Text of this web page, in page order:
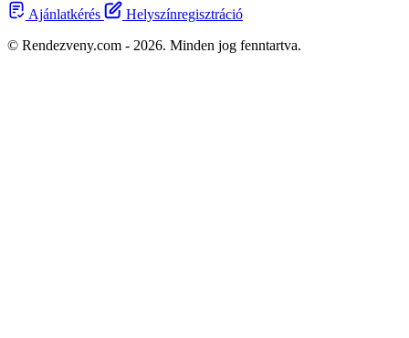
Ajánlatkérés
Helyszínregisztráció
© Rendezveny.com - 2026. Minden jog fenntartva.